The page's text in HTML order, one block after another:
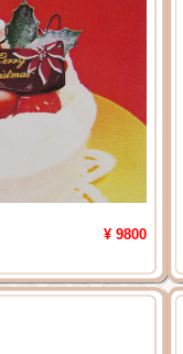
¥ 9800